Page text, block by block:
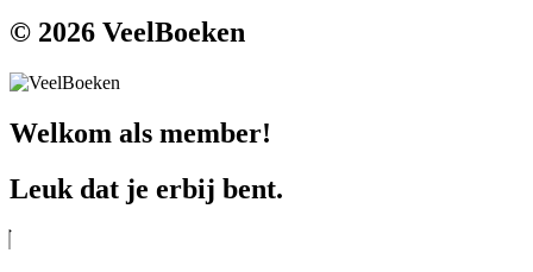
© 2026 VeelBoeken
Welkom als member!
Leuk dat je erbij bent.